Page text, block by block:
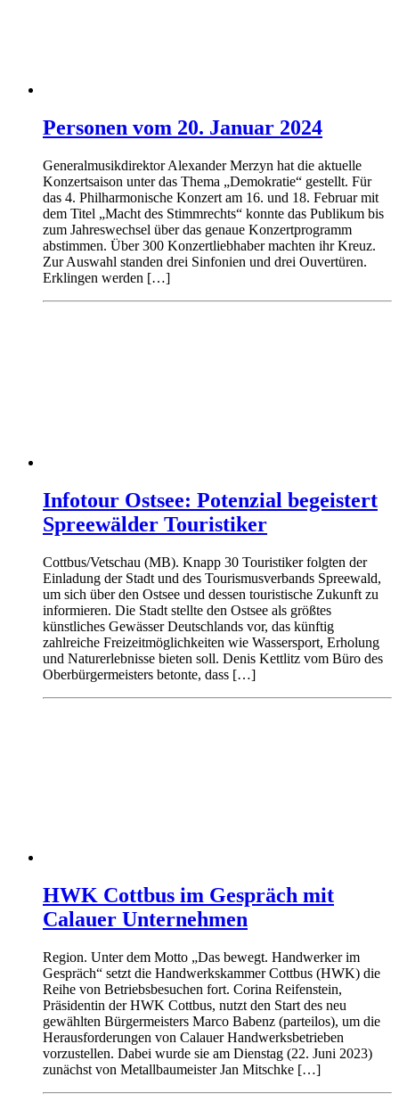
Personen vom 20. Januar 2024
Generalmusikdirektor Alexander Merzyn hat die aktuelle
Konzertsaison unter das Thema „Demokratie“ gestellt. Für
das 4. Philharmonische Konzert am 16. und 18. Februar mit
dem Titel „Macht des Stimmrechts“ konnte das Publikum bis
zum Jahreswechsel über das genaue Konzertprogramm
abstimmen. Über 300 Konzertliebhaber machten ihr Kreuz.
Zur Auswahl standen drei Sinfonien und drei Ouvertüren.
Erklingen werden […]
Infotour Ostsee: Potenzial begeistert
Spreewälder Touristiker
Cottbus/Vetschau (MB). Knapp 30 Touristiker folgten der
Einladung der Stadt und des Tourismusverbands Spreewald,
um sich über den Ostsee und dessen touristische Zukunft zu
informieren. Die Stadt stellte den Ostsee als größtes
künstliches Gewässer Deutschlands vor, das künftig
zahlreiche Freizeitmöglichkeiten wie Wassersport, Erholung
und Naturerlebnisse bieten soll. Denis Kettlitz vom Büro des
Oberbürgermeisters betonte, dass […]
HWK Cottbus im Gespräch mit
Calauer Unternehmen
Region. Unter dem Motto „Das bewegt. Handwerker im
Gespräch“ setzt die Handwerkskammer Cottbus (HWK) die
Reihe von Betriebsbesuchen fort. Corina Reifenstein,
Präsidentin der HWK Cottbus, nutzt den Start des neu
gewählten Bürgermeisters Marco Babenz (parteilos), um die
Herausforderungen von Calauer Handwerksbetrieben
vorzustellen. Dabei wurde sie am Dienstag (22. Juni 2023)
zunächst von Metallbaumeister Jan Mitschke […]